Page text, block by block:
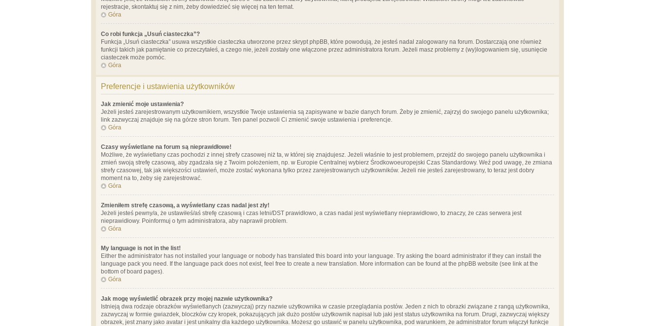
rejestracje, skontaktuj się z nim, żeby dowiedzieć się więcej na ten temat.
Góra
Co robi funkcja „Usuń ciasteczka”?
Funkcja „Usuń ciasteczka” usuwa wszystkie ciasteczka utworzone przez skrypt phpBB, które powodują, że jesteś nadal zalogowany na forum. Dostarczają one również
funkcji takich jak pamiętanie co przeczytałeś, a czego nie, jeżeli zostały one włączone przez administratora forum. Jeżeli masz problemy z (wy)logowaniem się, usunięcie
ciasteczek może pomóc.
Góra
Preferencje i ustawienia użytkowników
Jak zmienić moje ustawienia?
Jeżeli jesteś zarejestrowanym użytkownikiem, wszystkie Twoje ustawienia są zapisywane w bazie danych forum. Żeby je zmienić, zajrzyj do swojego panelu użytkownika;
link zazwyczaj znajduje się na górze stron forum. Ten panel pozwoli Ci zmienić swoje ustawienia i preferencje.
Góra
Czasy wyświetlane na forum są nieprawidłowe!
Możliwe, że wyświetlany czas pochodzi z innej strefy czasowej niż ta, w której się znajdujesz. Jeżeli właśnie to jest problemem, przejdź do swojego panelu użytkownika i
zmień swoją strefę czasową, aby zgadzała się z Twoim położeniem, np. w Europie Centralnej wybierz Środkowoeuropejski Czas Standardowy. Weź pod uwagę, że zmiana
strefy czasowej, tak jak większości ustawień, może zostać wykonana tylko przez zarejestrowanych użytkowników. Jeżeli nie jesteś zarejestrowany, to teraz jest dobry
moment na to, żeby się zarejestrować.
Góra
Zmieniłem strefę czasową, a wyświetlany czas nadal jest zły!
Jeżeli jesteś pewny/a, że ustawiłeś/aś strefę czasową i czas letni/DST prawidłowo, a czas nadal jest wyświetlany nieprawidłowo, to znaczy, że czas serwera jest
nieprawidłowy. Poinformuj o tym administratora, aby naprawił problem.
Góra
My language is not in the list!
Either the administrator has not installed your language or nobody has translated this board into your language. Try asking the board administrator if they can install the
language pack you need. If the language pack does not exist, feel free to create a new translation. More information can be found at the phpBB website (see link at the
bottom of board pages).
Góra
Jak mogę wyświetlić obrazek przy mojej nazwie użytkownika?
Istnieją dwa rodzaje obrazków wyświetlanych (zazwyczaj) przy nazwie użytkownika w czasie przeglądania postów. Jeden z nich to obrazki związane z rangą użytkownika,
zazwyczaj w formie gwiazdek, bloczków czy kropek, pokazujących jak dużo postów użytkownik napisał lub jaki jest status użytkownika na forum. Drugi, zazwyczaj większy
obrazek, jest znany jako avatar i jest unikalny dla każdego użytkownika. Możesz go ustawić w panelu użytkownika, pod warunkiem, że administrator forum włączył funkcje